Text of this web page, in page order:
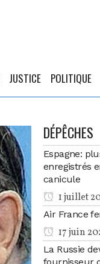
JUSTICE POLITIQUE
DÉPÊCHES
Espagne:
enregistrés
canicule
1 juillet
Air France
17 juin
La Russie